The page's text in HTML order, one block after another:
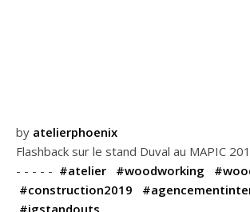
by atelierphoenix
Flashback sur le stand Duval au MAPIC
- - - - - #atelier #woodworking
#construction2019
#igstandouts